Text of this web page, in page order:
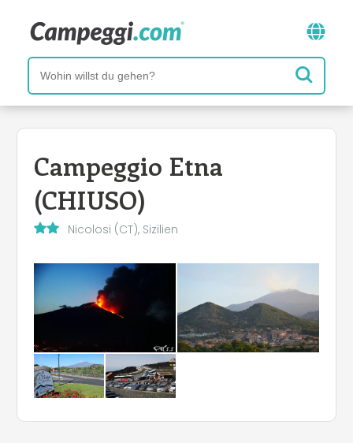
Campeggio Etna
(CHIUSO)
Nicolosi (CT), Sizilien